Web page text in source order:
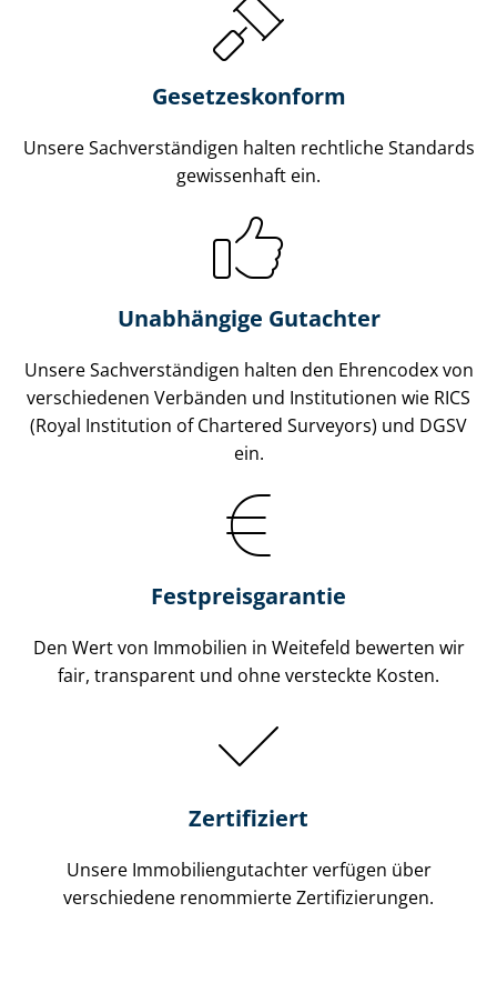
Gesetzes­konform
Unsere Sach­ver­stän­di­gen halten rechtliche Standards
gewissenhaft ein.
Unabhängige Gutachter
Unsere Sach­ver­stän­di­gen halten den Ehrencodex von
verschiedenen Verbänden und Institutionen wie RICS
(Royal Institution of Chartered Surveyors) und DGSV
ein.
Festpreis​garantie
Den Wert von Immobilien in Weitefeld bewerten wir
fair, transparent und ohne versteckte Kosten.
Zertifiziert
Unsere Immobilien­gutachter verfügen über
verschiedene renommierte Zer­ti­fi­zie­run­gen.